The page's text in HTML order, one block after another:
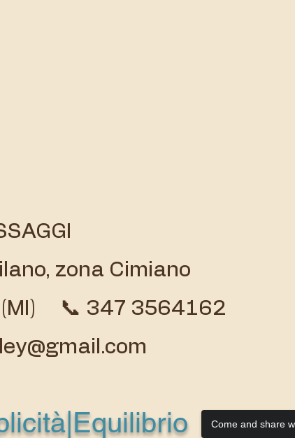
zona Cimiano
(MI) 📞 347 3564162
Come and share